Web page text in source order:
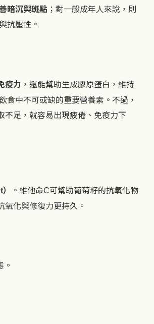
暗沉與斑點 ；對一般成年人來說，則
抗壓性。
疫力 ，還能幫助生成膠原蛋白，維持
中不可或缺的重要營養素。不過，
不足，就容易出現疲倦、免疫力下
） 。維他命C可幫助葡萄籽的抗氧化物
化與修復力更持久。